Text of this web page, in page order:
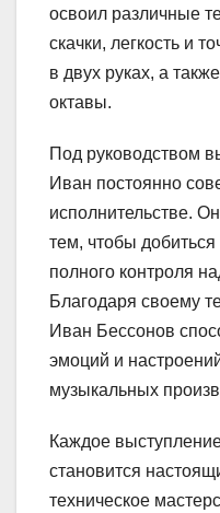
освоил различные
скачки, легкость и
в двух руках, а
октавы.
Под руководством
Иван постоянно
исполнительстве.
тем, чтобы добиться
полного контроля
Благодаря своему
Иван Бессонов
эмоций и
музыкальных
Каждое
становится
техническое